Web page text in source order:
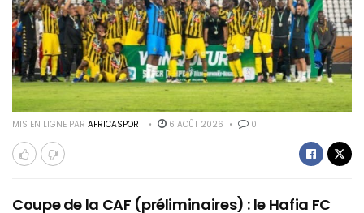
MIS EN LIGNE PAR AFRICASPORT 6 AOÛT 2026 0
Coupe de la CAF (préliminaires) : le Hafia FC